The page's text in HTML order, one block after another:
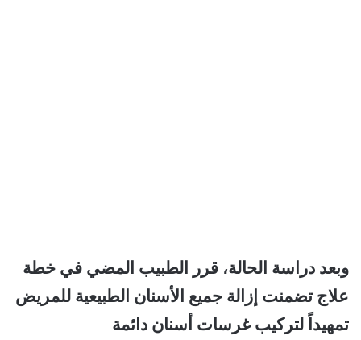
وبعد دراسة الحالة، قرر الطبيب المضي في خطة
علاج تضمنت إزالة جميع الأسنان الطبيعية للمريض
تمهيداً لتركيب غرسات أسنان دائمة